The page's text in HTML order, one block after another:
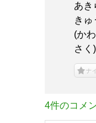
あき
きゅ
(か
さく
ナ
4件のコメ